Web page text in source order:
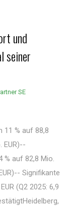
und
seiner
SE
11 % auf 88,8
EUR)--
% auf 82,8 Mio.
Signifikante
(Q2 2025: 6,9